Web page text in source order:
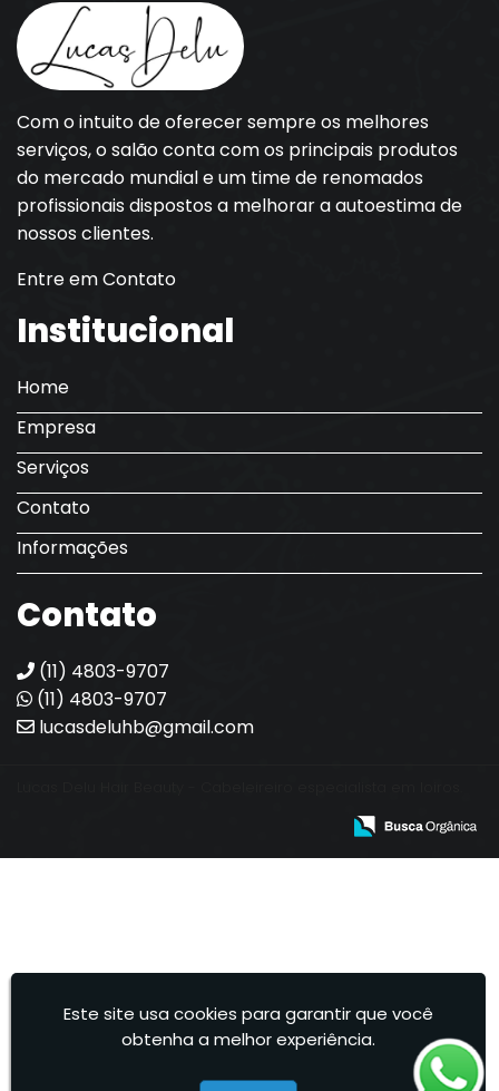
Com o intuito de oferecer sempre os melhores
serviços, o salão conta com os principais produtos
do mercado mundial e um time de renomados
profissionais dispostos a melhorar a autoestima de
nossos clientes.
Entre em Contato
Institucional
Home
Empresa
Serviços
Contato
Informações
Contato
(11) 4803-9707
(11) 4803-9707
lucasdeluhb@gmail.com
Este site usa cookies para garantir que você
obtenha a melhor experiência.